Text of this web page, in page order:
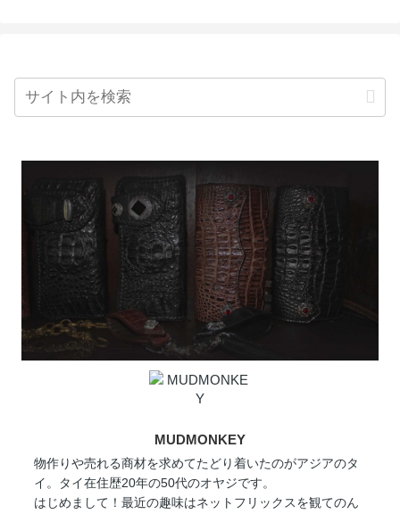
MUDMONKEY
物作りや売れる商材を求めてたどり着いたのがアジアのタ
イ。タイ在住歴20年の50代のオヤジです。
はじめまして！最近の趣味はネットフリックスを観てのん